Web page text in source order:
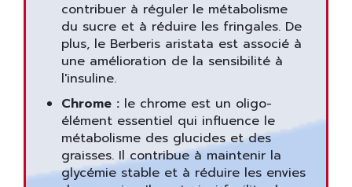
contribuer à réguler le métabolisme
du sucre et à réduire les fringales. De
plus, le Berberis aristata est associé à
une amélioration de la sensibilité à
l'insuline.
Chrome : le chrome est un oligo-
élément essentiel qui influence le
métabolisme des glucides et des
graisses. Il contribue à maintenir la
glycémie stable et à réduire les envies